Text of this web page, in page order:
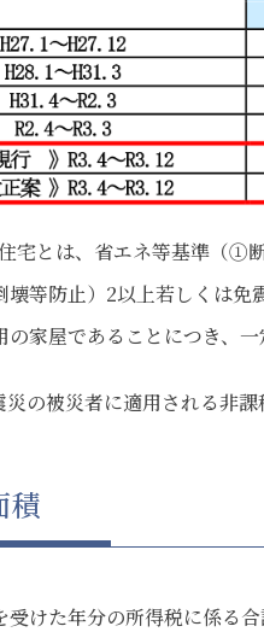
宅とは、省エネ等基準（①
壊等防止）2以上若しくは
の家屋であることにつき、
災の被災者に適用される非
積
受けた年分の所得税に係る